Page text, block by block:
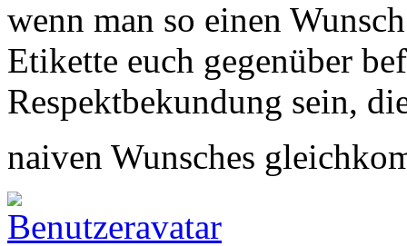
wenn man so einen
Etikette euch gegenüber
Respektbekundung sein,
naiven Wunsches